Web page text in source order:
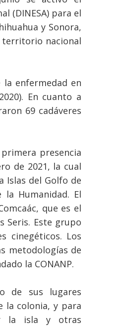
(DINESA) para el
y Sonora,
nacional
la enfermedad en
En cuanto a
69 cadáveres
presencia
de 2021, la cual
Islas del Golfo de
Humanidad. El
que es el
Seris. Este grupo
cinegéticos. Los
metodologías de
la CONANP.
de sus lugares
la colonia, y para
la isla y otras